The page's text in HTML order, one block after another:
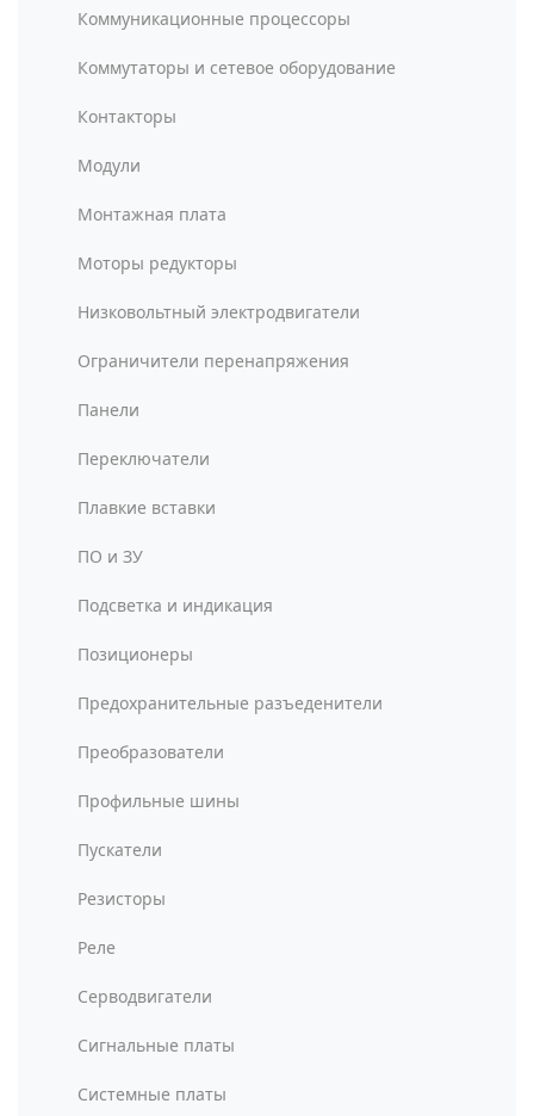
Коммуникационные процессоры
Коммутаторы и сетевое оборудование
Контакторы
Модули
Монтажная плата
Моторы редукторы
Низковольтный электродвигатели
Ограничители перенапряжения
Панели
Переключатели
Плавкие вставки
ПО и ЗУ
Подсветка и индикация
Позиционеры
Предохранительные разъеденители
Преобразователи
Профильные шины
Пускатели
Резисторы
Реле
Серводвигатели
Сигнальные платы
Системные платы